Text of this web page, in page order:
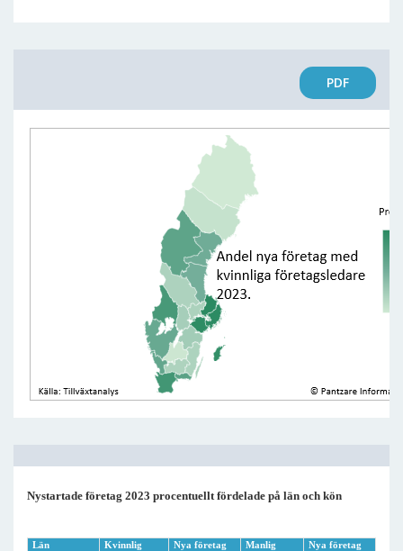
PDF
Nystartade företag 2023 procentuellt fördelade på län och kön
Län
Kvinnlig
Nya företag
Manlig
Nya företag